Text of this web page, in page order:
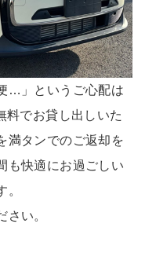
…」というご心配は
料でお貸し出しいた
満タンでのご返却を
も快適にお過ごしい
い。